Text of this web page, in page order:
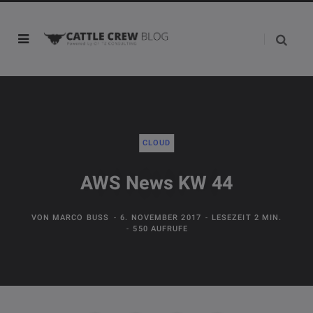
CLOUD
AWS News KW 44
VON MARCO BUSS 6. NOVEMBER 2017
LESEZEIT 2 MIN.
550 AUFRUFE